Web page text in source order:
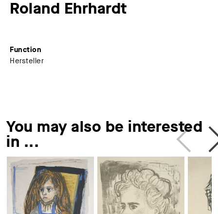
Roland Ehrhardt
Function
Hersteller
You may also be interested
in ...